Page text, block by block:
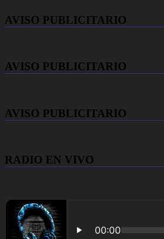
AVISO PUBLICITARIO
AVISO PUBLICITARIO
AVISO PUBLICITARIO
RADIO EN VIVO